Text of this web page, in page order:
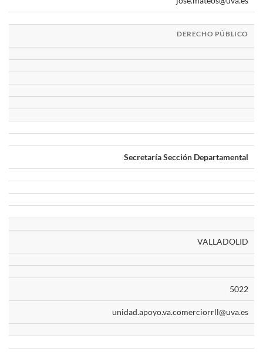
DERECHO PÚBLICO
Secretaría Sección Departamental
VALLADOLID
5022
unidad.apoyo.va.comerciorrll@uva.es